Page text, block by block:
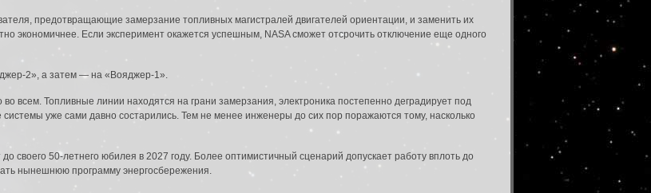
предотвращающие замерзание топливных магистралей двигателей ориентации, и заменить их
экономичнее. Если эксперимент окажется успешным, NASA сможет отсрочить отключение еще одного
2», а затем — на «Вояджер-1».
всем. Топливные линии находятся на грани замерзания, электроника постепенно деградирует под
уже сами давно состарились. Тем не менее инженеры до сих пор поражаются тому, насколько
своего 50-летнего юбилея в 2027 году. Более оптимистичный сценарий допускает работу вплоть до
нынешнюю программу энергосбережения.